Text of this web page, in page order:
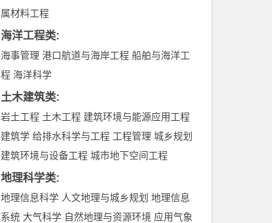
属材料工程
海洋工程类:
海事管理 港口航道与海岸工程 船舶与海洋工
程 海洋科学
土木建筑类:
岩土工程 土木工程 建筑环境与能源应用工程
建筑学 给排水科学与工程 工程管理 城乡规划
建筑环境与设备工程 城市地下空间工程
地理科学类:
地理信息科学 人文地理与城乡规划 地理信息
系统 大气科学 自然地理与资源环境 应用气象